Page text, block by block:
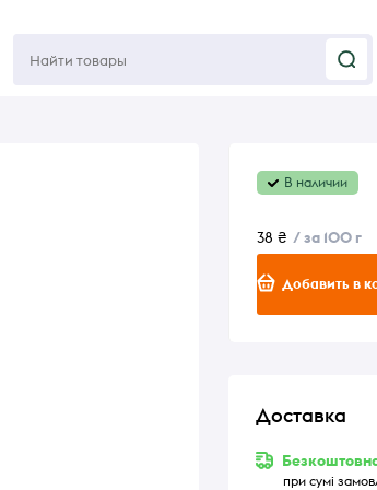
В наличии
38 ₴ / за 100 г
Добавить в
Доставка
при сумі